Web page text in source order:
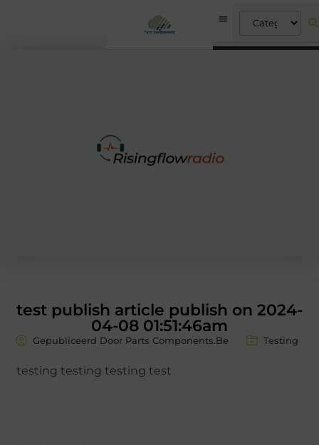
test publish article publish on 2024-
04-08 01:51:46am
Gepubliceerd Door Parts Components.Be Testing
testing testing testing test